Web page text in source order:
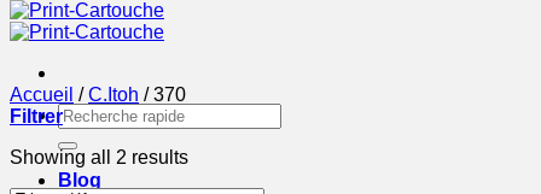
Recherche
pour :
Blog
Accueil / C.Itoh /370
Filtrer
Showing all 2 results